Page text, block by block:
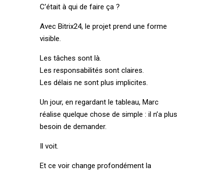
C’était à qui de faire ça ?
Avec Bitrix24, le projet prend une forme
visible.
Les tâches sont là.
Les responsabilités sont claires.
Les délais ne sont plus implicites.
Un jour, en regardant le tableau, Marc
réalise quelque chose de simple : il n’a plus
besoin de demander.
Il voit.
Et ce voir change profondément la